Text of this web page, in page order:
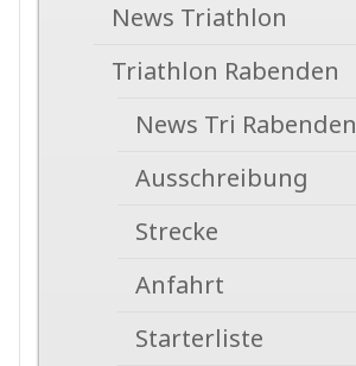
News Triathlon
Triathlon Rabenden
News Tri Rabenden
Ausschreibung
Strecke
Anfahrt
Starterliste